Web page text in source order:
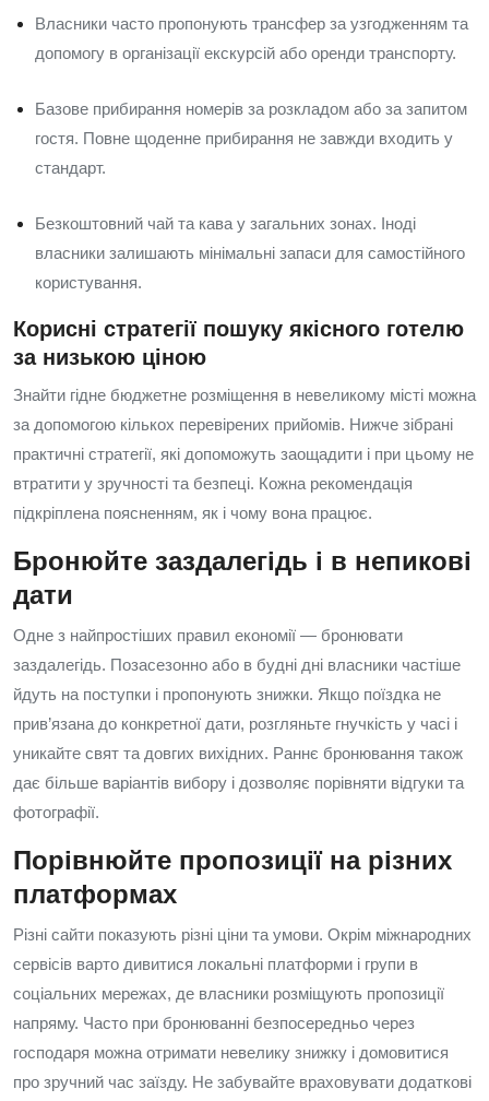
Власники часто пропонують трансфер за узгодженням та
допомогу в організації екскурсій або оренди транспорту.
Базове прибирання номерів за розкладом або за запитом
гостя. Повне щоденне прибирання не завжди входить у
стандарт.
Безкоштовний чай та кава у загальних зонах. Іноді
власники залишають мінімальні запаси для самостійного
користування.
Корисні стратегії пошуку якісного готелю
за низькою ціною
Знайти гідне бюджетне розміщення в невеликому місті можна
за допомогою кількох перевірених прийомів. Нижче зібрані
практичні стратегії, які допоможуть заощадити і при цьому не
втратити у зручності та безпеці. Кожна рекомендація
підкріплена поясненням, як і чому вона працює.
Бронюйте заздалегідь і в непикові
дати
Одне з найпростіших правил економії — бронювати
заздалегідь. Позасезонно або в будні дні власники частіше
йдуть на поступки і пропонують знижки. Якщо поїздка не
прив’язана до конкретної дати, розгляньте гнучкість у часі і
уникайте свят та довгих вихідних. Раннє бронювання також
дає більше варіантів вибору і дозволяє порівняти відгуки та
фотографії.
Порівнюйте пропозиції на різних
платформах
Різні сайти показують різні ціни та умови. Окрім міжнародних
сервісів варто дивитися локальні платформи і групи в
соціальних мережах, де власники розміщують пропозиції
напряму. Часто при бронюванні безпосередньо через
господаря можна отримати невелику знижку і домовитися
про зручний час заїзду. Не забувайте враховувати додаткові